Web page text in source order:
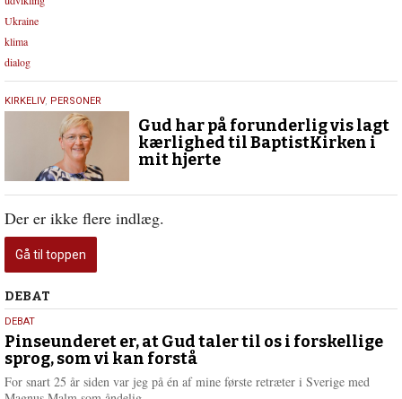
Ukraine
klima
dialog
14.
KIRKELIV, PERSONER
Gud har på forunderlig vis lagt
kærlighed til BaptistKirken i
mit hjerte
Der er ikke flere indlæg.
Gå til toppen
Debat
DEBAT
5.
august
2026
DEBAT
Pinseunderet er, at Gud taler til os i forskellige
sprog, som vi kan forstå
For snart 25 år siden var jeg på én af mine første retræter i Sverige med